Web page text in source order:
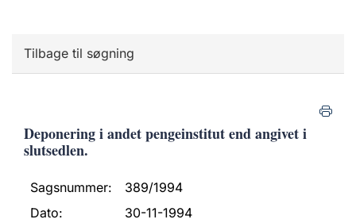
Tilbage til søgning
Deponering i andet pengeinstitut end angivet i
slutsedlen.
Sagsnummer:
389/1994
Dato:
30-11-1994